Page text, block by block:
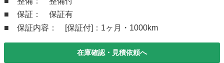
■ 保証： 保証有
■ 保証内容： [保証付]：1ヶ月・1000km
在庫確認・見積依頼へ